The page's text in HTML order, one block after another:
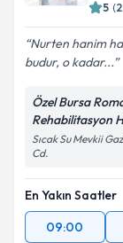
5 (
Nurten hanim
budur, o kadar...
Özel Bursa
Rehabilitasyon
Sıcak Su Mevkii
Cd.
En Yakın Saatler
09:00